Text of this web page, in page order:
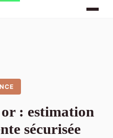
: estimation
sécurisée